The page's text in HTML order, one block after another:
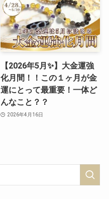
【2026年5月✨】大金運強
化月間！！この１ヶ月が金
運にとって最重要！一体ど
んなこと？？
2026年4月16日